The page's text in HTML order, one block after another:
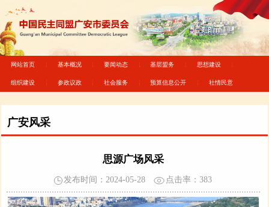
网站首页 基本概况 要闻动态 基层盟务 思想建设
组织建设 参政议政 社会服务 预算信息公开 社情民意
广安风采
思源广场风采
发布时间：2024-05-28 点击率：383